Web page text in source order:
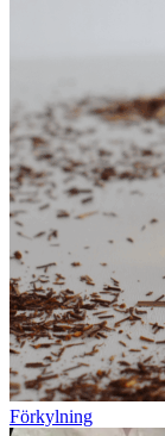
Förkylning